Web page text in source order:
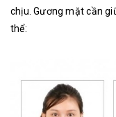
chịu. Gương mặt cần
thể: